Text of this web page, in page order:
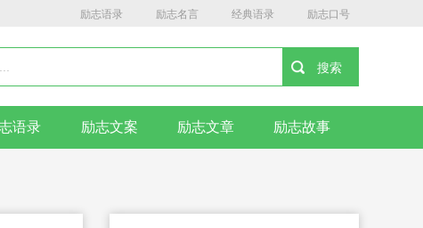
励志语录 励志名言 经典语录 励志口号
语录 励志文案 励志文章 励志故事